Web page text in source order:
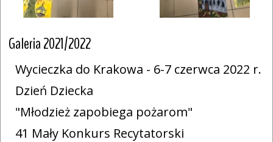
Galeria 2021/2022
Wycieczka do Krakowa - 6-7 czerwca 2022 r.
Dzień Dziecka
"Młodzież zapobiega pożarom"
41 Mały Konkurs Recytatorski